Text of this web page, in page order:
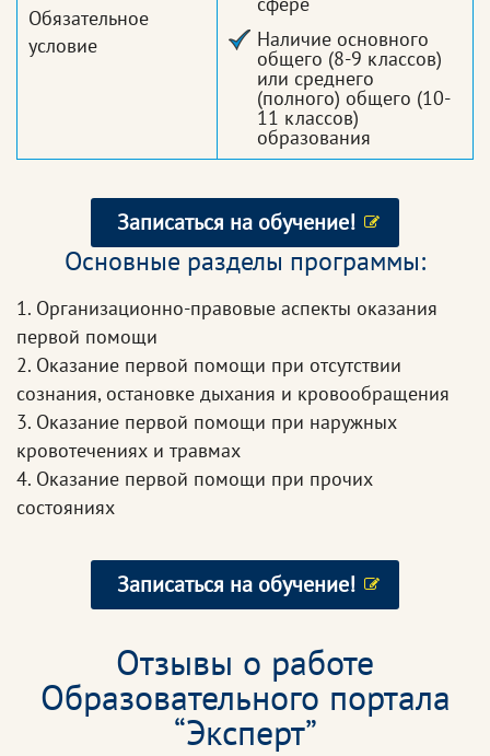
Обязательное
условие
Наличие основного
общего (8-9 классов)
или среднего
(полного) общего (10-
11 классов)
образования
Записаться на обучение!
Основные разделы программы:
1. Организационно-правовые аспекты оказания
первой помощи
2. Оказание первой помощи при отсутствии
сознания, остановке дыхания и кровообращения
3. Оказание первой помощи при наружных
кровотечениях и травмах
4. Оказание первой помощи при прочих
состояниях
Записаться на обучение!
Отзывы о работе
Образовательного портала
“Эксперт”